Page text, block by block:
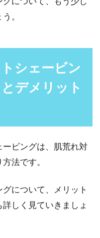
。
シェービン
デメリット
ビングは、肌荒れ対
法です。
について、メリット
しく見ていきましょ